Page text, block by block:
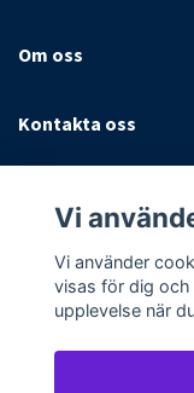
Om oss
Kontakta oss
Sociala medier
Vi
Vi använder
visas för dig
upplevelse när